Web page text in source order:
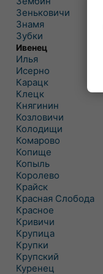
Зеньковичи
Знамя
Зубки
Ивенец
Илья
Исерно
Карацк
Клецк
Княгинин
Козловичи
Колодищи
Комарово
Копище
Копыль
Королево
Крайск
Красная Слобода
Красное
Кривичи
Крупица
Крупки
Крупский
Куренец